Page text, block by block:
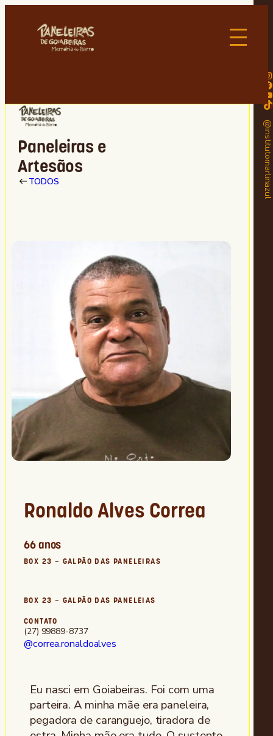
Paneleiras e
Artesãos
TODOS
Ronaldo Alves Correa
66 anos
BOX 23 – GALPÃO DAS PANELEIRAS
BOX 23 – GALPÃO DAS PANELEIAS
CONTATO
(27) 99889-8737
@correa.ronaldoalves
Eu nasci em Goiabeiras. Foi com uma
parteira. A minha mãe era paneleira,
pegadora de caranguejo, tiradora de
Instagram
TikTok
@institutomarlinazul